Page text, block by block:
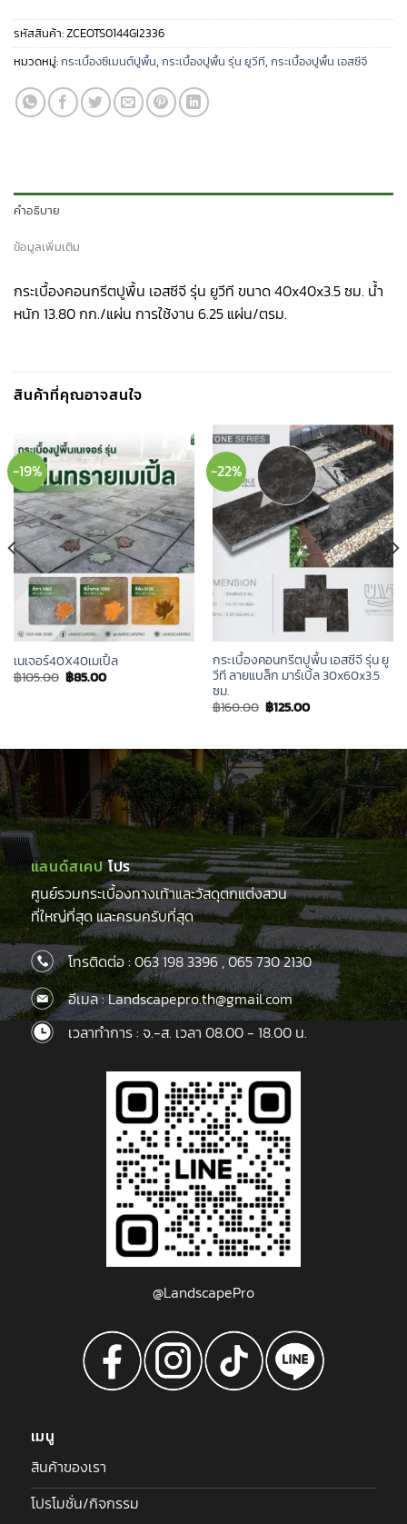
รหัสสินค้า:ZCEOTS0144GI2336
หมวดหมู่:กระเบื้องซีเมนต์ปูพื้น, กระเบื้องปูพื้น รุ่น ยูวีที, กระเบื้องปูพื้น เอสซีจี
คำอธิบาย
ข้อมูลเพิ่มเติม
กระเบื้องคอนกรีตปูพื้น เอสซีจี รุ่น ยูวีที ขนาด 40x40x3.5 ซม. น้ำ
หนัก 13.80 กก./แผ่น การใช้งาน 6.25 แผ่น/ตรม.
สินค้าที่คุณอาจสนใจ
-19%
เนเจอร์40X40เมเปิ้ล
฿105.00 Original
price
฿85.00Current
price
-22%
กระเบื้องคอนกรีตปูพื้น เอสซีจี รุ่น ยู
วีที ลายแบล็ก มาร์เบิ้ล 30x60x3.5
ซม.
฿160.00 Original
price
฿125.00Current
แลนด์สเคปโปร
ศูนย์รวมกระเบื้องทางเท้าและวัสดุตกแต่งสวน
ที่ใหญ่ที่สุด และครบครับที่สุด
โทรติดต่อ :063 198 3396,065 730 2130
อีเมล : Landscapepro.th@gmail.com
เวลาทำการ : จ.-ส. เวลา 08.00 - 18.00 น.
@LandscapePro
เมนู
สินค้าของเรา
โปรโมชั่น/กิจกรรม